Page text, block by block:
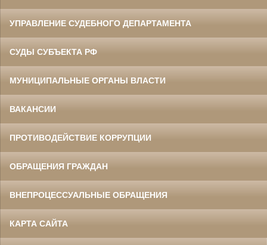
УПРАВЛЕНИЕ СУДЕБНОГО ДЕПАРТАМЕНТА
СУДЫ СУБЪЕКТА РФ
МУНИЦИПАЛЬНЫЕ ОРГАНЫ ВЛАСТИ
ВАКАНСИИ
ПРОТИВОДЕЙСТВИЕ КОРРУПЦИИ
ОБРАЩЕНИЯ ГРАЖДАН
ВНЕПРОЦЕССУАЛЬНЫЕ ОБРАЩЕНИЯ
КАРТА САЙТА